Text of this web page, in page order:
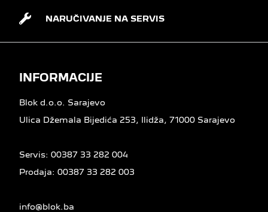
NARUČIVANJE NA SERVIS
INFORMACIJE
Blok d.o.o. Sarajevo
Ulica Džemala Bijedića 253, Ilidža, 71000 Sarajevo
Servis: 00387 33 282 004
Prodaja: 00387 33 282 003
info@blok.ba